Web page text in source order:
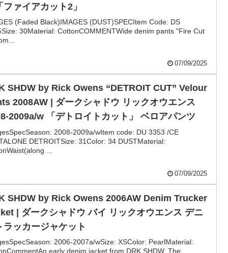
ファイアカット2」
(Faded Black)IMAGES (DUST)SPECItem Code: DS
30Material: CottonCOMMENTWide denim pants "Fire Cut
07/09/2025
SHDW by Rick Owens “DETROIT CUT” Velour
2008AW | ダークシャドウ リックオウエンス
2009a/w 「デトロイトカット」 ベロアパンツ
2008-2009a/wItem code: DU 3353 /CE
DETROITSize: 31Color: 34 DUSTMaterial:
...
07/09/2025
SHDW by Rick Owens 2006AW Denim Trucker
| ダークシャドウ バイ リックオウエンス デニ
ラッカージャケット
2006-2007a/wSize: XSColor: PearlMaterial:
early denim jacket from DRK SHDW. The